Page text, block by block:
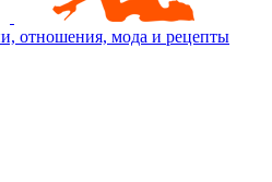
отношения, мода и рецепты